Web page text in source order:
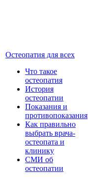
Остеопатия для всех
Что такое
остеопатия
История
остеопатии
Показания и
противопоказания
Как правильно
выбрать врача-
остеопата и
клинику
СМИ об
остеопатии